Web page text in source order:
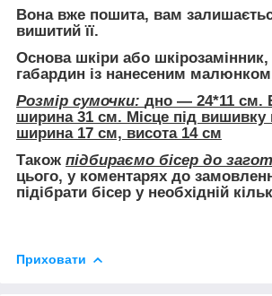
Вона вже пошита, вам
вишитий її.
Основа шкіри або шкірозамінник,
габардин із нанесеним
Розмір сумочки: дно — 24*11 см.
ширина 31 см. Місце під вишивку
ширина 17 см, висота 14 см
Також підбираємо бісер до
цього, у коментарях до
підібрати бісер у необхідній
Приховати